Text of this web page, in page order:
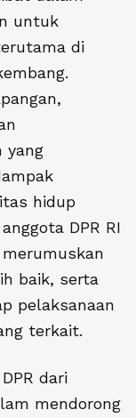
untuk
di
yang
hidup
DPR RI
baik, serta
pelaksanaan
terkait.
dari
mendorong